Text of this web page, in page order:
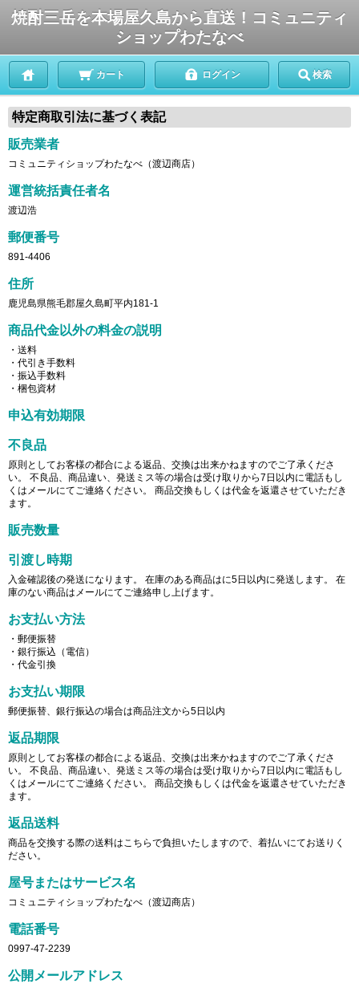
焼酎三岳を本場屋久島から直送！コミュニティ
ショップわたなべ
カート ログイン 検索
特定商取引法に基づく表記
販売業者
コミュニティショップわたなべ（渡辺商店）
運営統括責任者名
渡辺浩
郵便番号
891-4406
住所
鹿児島県熊毛郡屋久島町平内181-1
商品代金以外の料金の説明
・送料
・代引き手数料
・振込手数料
・梱包資材
申込有効期限
不良品
原則としてお客様の都合による返品、交換は出来かねますのでご了承くださ
い。 不良品、商品違い、発送ミス等の場合は受け取りから7日以内に電話もし
くはメールにてご連絡ください。 商品交換もしくは代金を返還させていただき
ます。
販売数量
引渡し時期
入金確認後の発送になります。 在庫のある商品はに5日以内に発送します。 在
庫のない商品はメールにてご連絡申し上げます。
お支払い方法
・郵便振替
・銀行振込（電信）
・代金引換
お支払い期限
郵便振替、銀行振込の場合は商品注文から5日以内
返品期限
原則としてお客様の都合による返品、交換は出来かねますのでご了承くださ
い。 不良品、商品違い、発送ミス等の場合は受け取りから7日以内に電話もし
くはメールにてご連絡ください。 商品交換もしくは代金を返還させていただき
ます。
返品送料
商品を交換する際の送料はこちらで負担いたしますので、着払いにてお送りく
ださい。
屋号またはサービス名
コミュニティショップわたなべ（渡辺商店）
電話番号
0997-47-2239
公開メールアドレス